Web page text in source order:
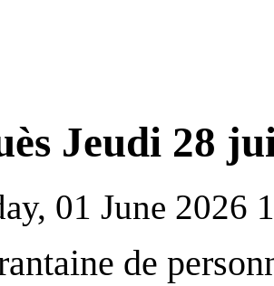
Jeudi 28
01 June 2026
de